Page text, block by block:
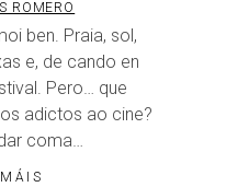
ROMERO
ben. Praia, sol,
e, de cando en
Pero… que
adictos ao cine?
coma…